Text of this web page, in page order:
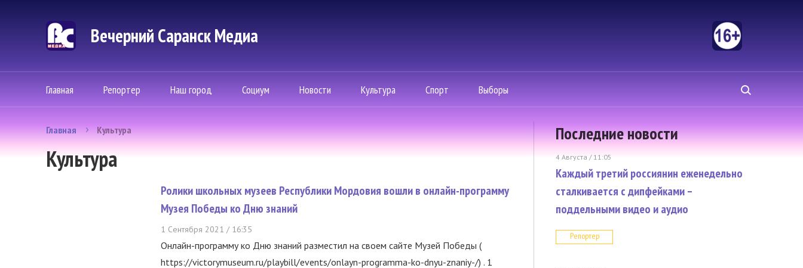
Вечерний Саранск Mедиа
Главная Репортер Наш город Социум Новости Культура Спорт Выборы
Главная Культура
Культура
Ролики школьных музеев Республики Мордовия вошли в онлайн-программу
Музея Победы ко Дню знаний
1 Сентября 2021 / 16:35
Онлайн-программу ко Дню знаний разместил на своем сайте Музей Победы (
https://victorymuseum.ru/playbill/events/onlayn-programma-ko-dnyu-znaniy-/) . 1
Последние новости
4 Августа / 11:05
Каждый третий россиянин еженедельно
сталкивается с дипфейками –
поддельными видео и аудио
Репортер